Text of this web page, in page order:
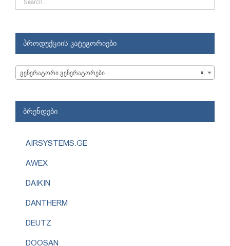
პროდუქციის კატეგორიები
×
გენერატორი გენერატორები
ბრენდები
AIRSYSTEMS.GE
AWEX
DAIKIN
DANTHERM
DEUTZ
DOOSAN